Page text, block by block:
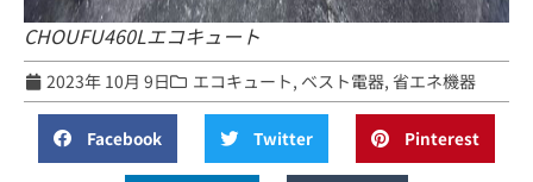
CHOUFU460Lエコキュート
2023年 10月 9日 エコキュート, ベスト電器, 省エネ機器
Facebook Twitter Pinterest